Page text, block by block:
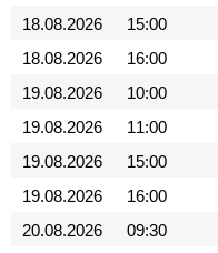
18.08.2026
15:00
18.08.2026
16:00
19.08.2026
10:00
19.08.2026
11:00
19.08.2026
15:00
19.08.2026
16:00
20.08.2026
09:30